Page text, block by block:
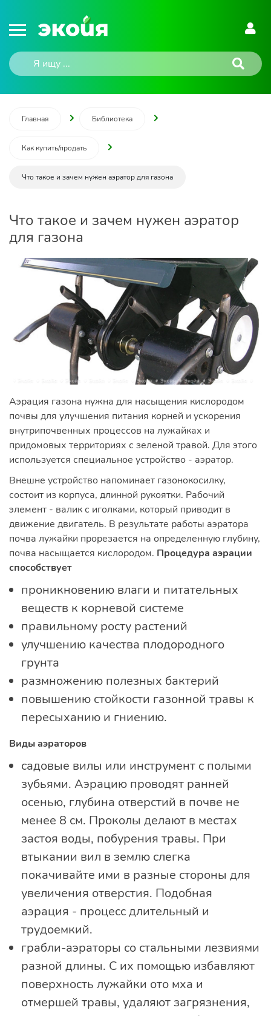
Главная Библиотека
Как купить/продать
Что такое и зачем нужен аэратор для газона
Что такое и зачем нужен аэратор
для газона
Аэрация газона нужна для насыщения кислородом
почвы для улучшения питания корней и ускорения
внутрипочвенных процессов на лужайках и
придомовых территориях с зеленой травой. Для этого
используется специальное устройство - аэратор.
Внешне устройство напоминает газонокосилку,
состоит из корпуса, длинной рукоятки. Рабочий
элемент - валик с иголками, который приводит в
движение двигатель. В результате работы аэратора
почва лужайки прорезается на определенную глубину,
почва насыщается кислородом. Процедура аэрации
способствует
проникновению влаги и питательных
веществ к корневой системе
правильному росту растений
улучшению качества плодородного
грунта
размножению полезных бактерий
повышению стойкости газонной травы к
пересыханию и гниению.
Виды аэраторов
садовые вилы или инструмент с полыми
зубьями. Аэрацию проводят ранней
осенью, глубина отверстий в почве не
менее 8 см. Проколы делают в местах
застоя воды, побурения травы. При
втыкании вил в землю слегка
покачивайте ими в разные стороны для
увеличения отверстия. Подобная
аэрация - процесс длительный и
трудоемкий.
грабли-аэраторы со стальными лезвиями
разной длины. С их помощью избавляют
поверхность лужайки ото мха и
отмершей травы, удаляют загрязнения,